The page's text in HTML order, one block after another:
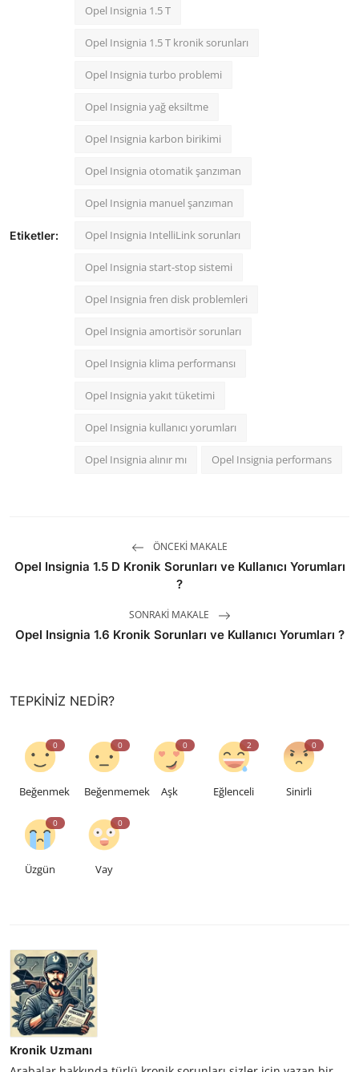
Etiketler:
Opel Insignia 1.5 T
Opel Insignia 1.5 T kronik sorunları
Opel Insignia turbo problemi
Opel Insignia yağ eksiltme
Opel Insignia karbon birikimi
Opel Insignia otomatik şanzıman
Opel Insignia manuel şanzıman
Opel Insignia IntelliLink sorunları
Opel Insignia start-stop sistemi
Opel Insignia fren disk problemleri
Opel Insignia amortisör sorunları
Opel Insignia klima performansı
Opel Insignia yakıt tüketimi
Opel Insignia kullanıcı yorumları
Opel Insignia alınır mı Opel Insignia performans
ÖNCEKI MAKALE
Opel Insignia 1.5 D Kronik Sorunları ve Kullanıcı Yorumları
?
SONRAKI MAKALE
Opel Insignia 1.6 Kronik Sorunları ve Kullanıcı Yorumları ?
TEPKINIZ NEDIR?
0
Beğenmek
0
Beğenmemek
0
Aşk
2
Eğlenceli
0
Sinirli
0
Üzgün
0
Vay
Kronik Uzmanı